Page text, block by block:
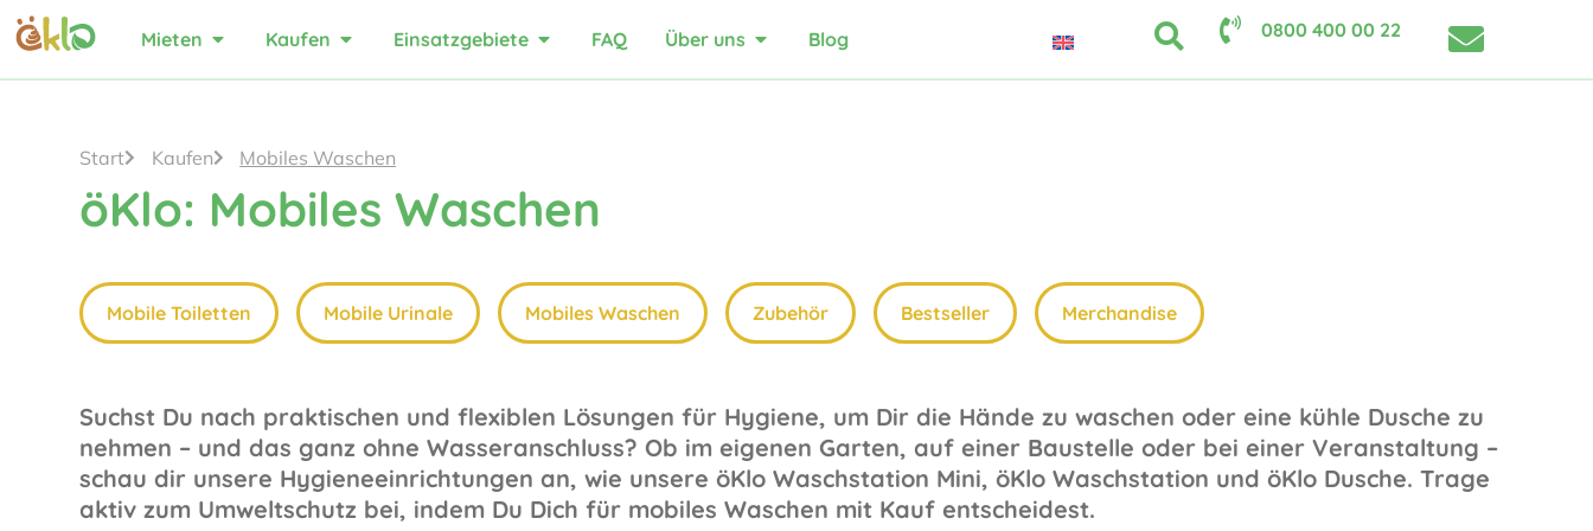
Mieten Kaufen Einsatzgebiete FAQ Über uns Blog 0800 400 00 22
Start Kaufen Mobiles Waschen
öKlo: Mobiles Waschen
Mobile Toiletten Mobile Urinale Mobiles Waschen Zubehör Bestseller Merchandise
Suchst Du nach praktischen und flexiblen Lösungen für Hygiene, um Dir die Hände zu waschen oder eine kühle Dusche zu
nehmen – und das ganz ohne Wasseranschluss? Ob im eigenen Garten, auf einer Baustelle oder bei einer Veranstaltung –
schau dir unsere Hygieneeinrichtungen an, wie unsere öKlo Waschstation Mini, öKlo Waschstation und öKlo Dusche. Trage
aktiv zum Umweltschutz bei, indem Du Dich für mobiles Waschen mit Kauf entscheidest.